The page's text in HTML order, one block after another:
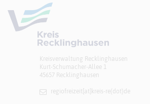
Kreisverwaltung Recklinghausen
Kurt-Schumacher-Allee 1
45657 Recklinghausen
regiofreizeit[at]​kreis-re(dot)de